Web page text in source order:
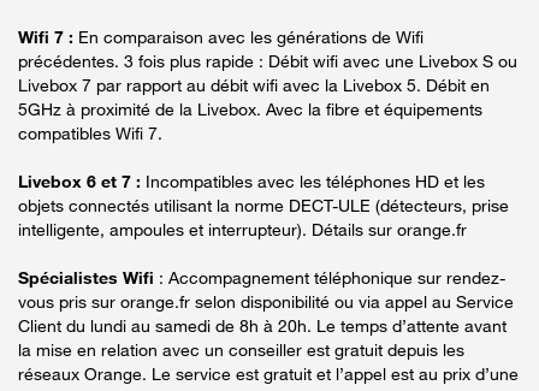
Wifi 7 : En comparaison avec les générations de Wifi
précédentes. 3 fois plus rapide : Débit wifi avec une Livebox S ou
Livebox 7 par rapport au débit wifi avec la Livebox 5. Débit en
5GHz à proximité de la Livebox. Avec la fibre et équipements
compatibles Wifi 7.
Livebox 6 et 7 : Incompatibles avec les téléphones HD et les
objets connectés utilisant la norme DECT-ULE (détecteurs, prise
intelligente, ampoules et interrupteur). Détails sur orange.fr
Spécialistes Wifi : Accompagnement téléphonique sur rendez-
vous pris sur orange.fr selon disponibilité ou via appel au Service
Client du lundi au samedi de 8h à 20h. Le temps d’attente avant
la mise en relation avec un conseiller est gratuit depuis les
réseaux Orange. Le service est gratuit et l’appel est au prix d’une